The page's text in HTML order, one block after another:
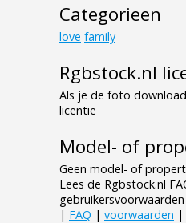
Categorieen
love family
Rgbstock.nl
Als je de foto
licentie
Model- of
Geen model- of
Lees de Rgbstock.nl
| FAQ | voorwaarden |